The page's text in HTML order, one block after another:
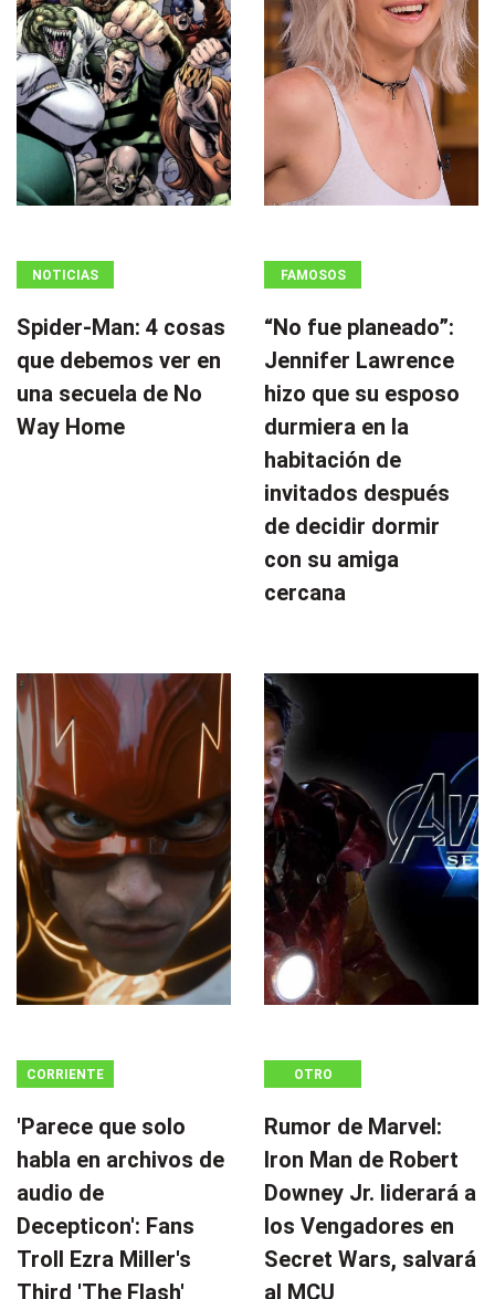
NOTICIAS
Spider-Man: 4 cosas
que debemos ver en
una secuela de No
Way Home
FAMOSOS
“No fue planeado”: ​​
Jennifer Lawrence
hizo que su esposo
durmiera en la
habitación de
invitados después
de decidir dormir
con su amiga
cercana
CORRIENTE
'Parece que solo
habla en archivos de
audio de
Decepticon': Fans
Troll Ezra Miller's
Third 'The Flash'
OTRO
Rumor de Marvel:
Iron Man de Robert
Downey Jr. liderará a
los Vengadores en
Secret Wars, salvará
al MCU